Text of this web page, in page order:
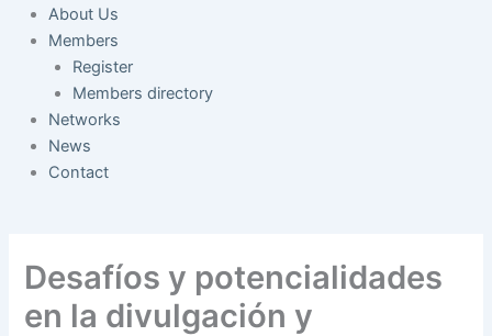
About Us
Members
Register
Members directory
Networks
News
Contact
Desafíos y potencialidades
en la divulgación y